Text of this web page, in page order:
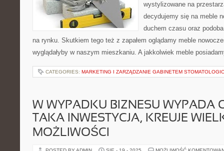
wystylizowane na
decydujemy się na meble
duchem czasu oraz
na rynku. Skutkiem tego też z zapałem oglądamy meble
wyglądałyby w naszym mieszkaniu. A jakkolwiek meble
CATEGORIES: MARKETING I ZARZĄDZANIE GABINETEM
W WYPADKU BIZNESU WYPADA
TAKA INWESTYCJA, KREUJE
MOŻLIWOŚCI